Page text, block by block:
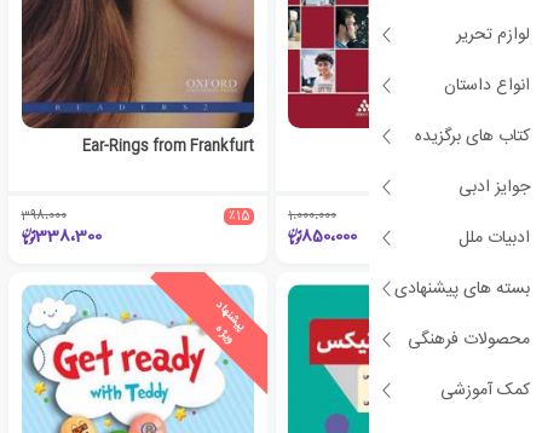
لوازم تحریر
انواع داستان
کتاب های برگزیده
جوایز ادبی
ادبیات ملل
بسته های پیشنهادی
محصولات فرهنگی
کمک آموزشی
Yeni Istanbul A1
1،000،000
850،000
Ear-Rings from Frankfurt
٪15 398،000
338،300
پ
ی
ش
ن
ه
ا
د
و
ی
ژ
ه